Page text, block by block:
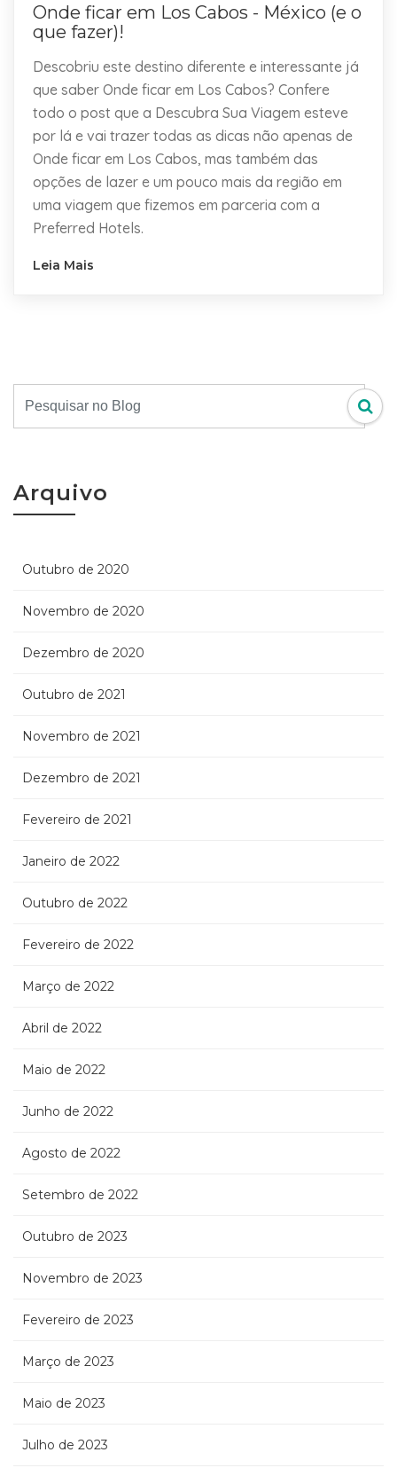
Onde ficar em Los Cabos - México (e o
que fazer)!
Descobriu este destino diferente e interessante já
que saber Onde ficar em Los Cabos? Confere
todo o post que a Descubra Sua Viagem esteve
por lá e vai trazer todas as dicas não apenas de
Onde ficar em Los Cabos, mas também das
opções de lazer e um pouco mais da região em
uma viagem que fizemos em parceria com a
Preferred Hotels.
Leia Mais
Arquivo
Outubro de 2020
Novembro de 2020
Dezembro de 2020
Outubro de 2021
Novembro de 2021
Dezembro de 2021
Fevereiro de 2021
Janeiro de 2022
Outubro de 2022
Fevereiro de 2022
Março de 2022
Abril de 2022
Maio de 2022
Junho de 2022
Agosto de 2022
Setembro de 2022
Outubro de 2023
Novembro de 2023
Fevereiro de 2023
Março de 2023
Maio de 2023
Julho de 2023